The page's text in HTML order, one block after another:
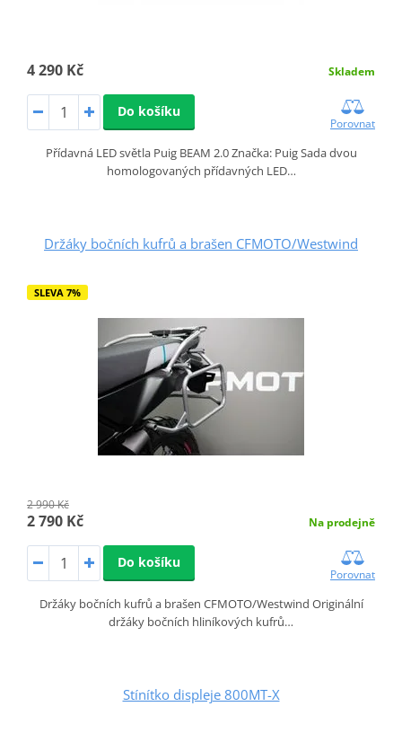
4 290 Kč Skladem
Do košíku
Porovnat
Přídavná LED světla Puig BEAM 2.0 Značka: Puig Sada dvou
homologovaných přídavných LED…
Držáky bočních kufrů a brašen CFMOTO/Westwind
SLEVA 7%
2 990 Kč
2 790 Kč Na prodejně
Do košíku
Porovnat
Držáky bočních kufrů a brašen CFMOTO/Westwind Originální
držáky bočních hliníkových kufrů…
Stínítko displeje 800MT-X